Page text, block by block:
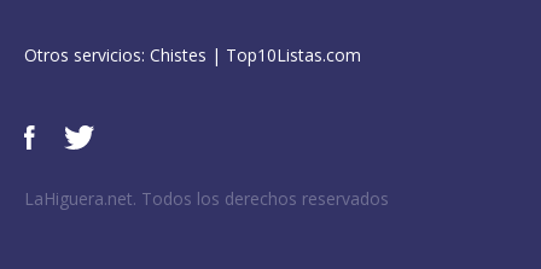
Otros servicios: Chistes | Top10Listas.com
LaHiguera.net. Todos los derechos reservados